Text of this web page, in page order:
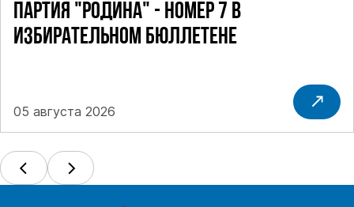
ПАРТИЯ "РОДИНА" - НОМЕР 7 В
ИЗБИРАТЕЛЬНОМ БЮЛЛЕТЕНЕ
05 августа 2026